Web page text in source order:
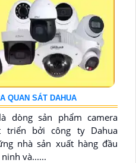
QUAN SÁT DAHUA
dòng sản phẩm camera
triển bởi công ty Dahua
nhà sản xuất hàng đầu
và......